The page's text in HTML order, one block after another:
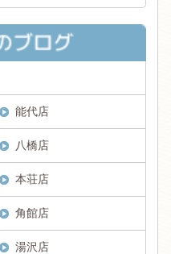
能代店
八橋店
本荘店
角館店
湯沢店